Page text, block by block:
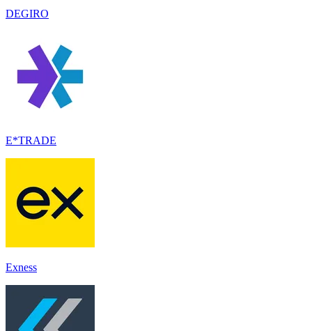
DEGIRO
E*TRADE
Exness